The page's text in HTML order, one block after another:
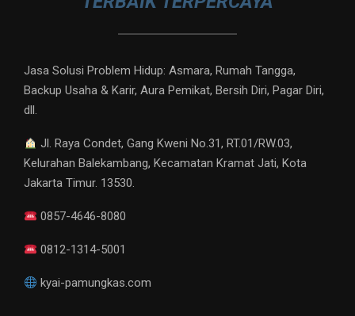
Jasa Solusi Problem Hidup: Asmara, Rumah Tangga,
Backup Usaha & Karir, Aura Pemikat, Bersih Diri, Pagar Diri,
dll.
Jl. Raya Condet, Gang Kweni No.31, RT.01/RW.03,
Kelurahan Balekambang, Kecamatan Kramat Jati, Kota
Jakarta Timur. 13530.
0857-4646-8080
0812-1314-5001
kyai-pamungkas.com